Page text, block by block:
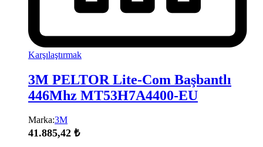
Karşılaştırmak
3M PELTOR Lite-Com Başbantlı
446Mhz MT53H7A4400-EU
Marka:3M
41.885,42 ₺